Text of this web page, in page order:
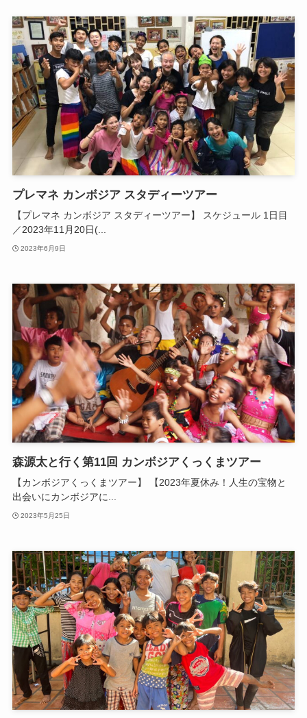
プレマネ カンボジア スタディーツアー
【プレマネ カンボジア スタディーツアー】 スケジュール 1日目
／2023年11月20日(...
2023年6月9日
森源太と行く第11回 カンボジアくっくまツアー
【カンボジアくっくまツアー】 【2023年夏休み！人生の宝物と
出会いにカンボジアに...
2023年5月25日